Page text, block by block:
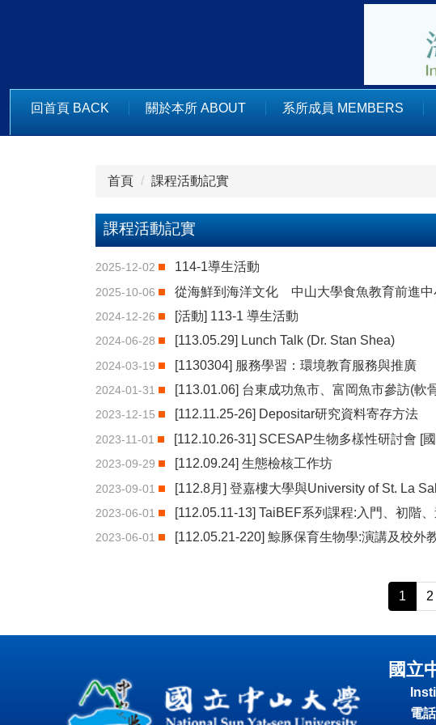
內
回首頁 BACK 關於本所 ABOUT 系所成員 MEMBERS
首頁 課程活動記實
課程活動記實
2025-12-02 114-1導生活動
2025-10-06 從海鮮到海洋文化 中山大學食魚教育前進中
2024-12-26 [活動] 113-1 導生活動
2024-06-28 [113.05.29] Lunch Talk (Dr. Stan Shea)
2024-03-19 [1130304] 服務學習：環境教育服務與推廣
2024-01-31 [113.01.06] 台東成功魚市、富岡魚市參訪(軟
2023-12-15 [112.11.25-26] Depositar研究資料寄存方法
2023-11-01 [112.10.26-31] SCESAP生物多樣性研討會 [
2023-09-29 [112.09.24] 生態檢核工作坊
2023-09-01 [112.8月] 登嘉樓大學與University of St. La
2023-06-01 [112.05.11-13] TaiBEF系列課程:入門、初階
2023-06-01 [112.05.21-220] 鯨豚保育生物學:演講及校外
1 2
國立
電